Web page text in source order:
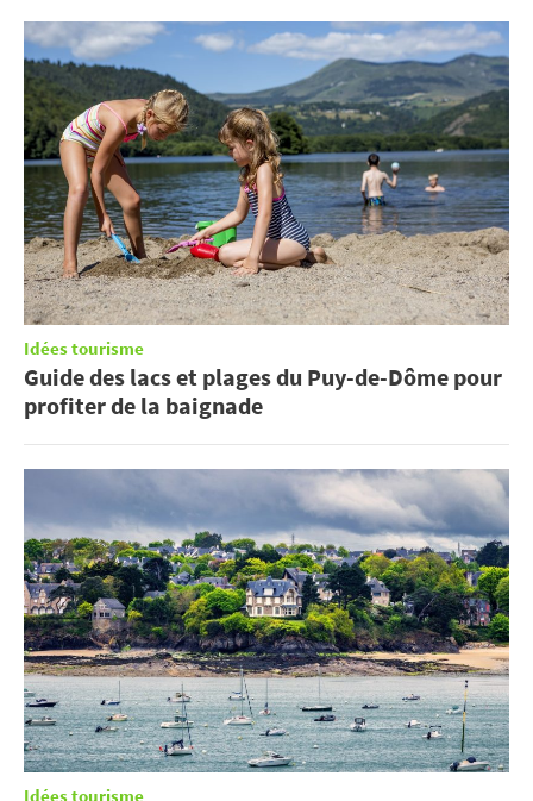
Idées tourisme
Guide des lacs et plages du Puy-de-Dôme pour
profiter de la baignade